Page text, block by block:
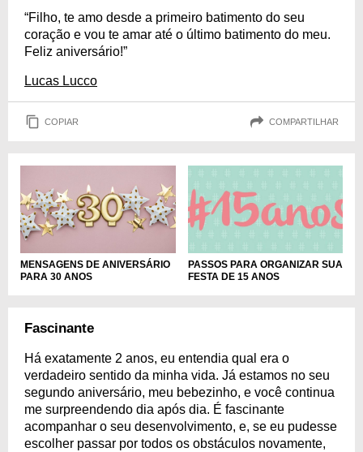
“Filho, te amo desde a primeiro batimento do seu
coração e vou te amar até o último batimento do meu.
Feliz aniversário!”
Lucas Lucco
COPIAR COMPARTILHAR
MENSAGENS DE ANIVERSÁRIO
PARA 30 ANOS
PASSOS PARA ORGANIZAR SUA
FESTA DE 15 ANOS
Fascinante
Há exatamente 2 anos, eu entendia qual era o
verdadeiro sentido da minha vida. Já estamos no seu
segundo aniversário, meu bebezinho, e você continua
me surpreendendo dia após dia. É fascinante
acompanhar o seu desenvolvimento, e, se eu pudesse
escolher passar por todos os obstáculos novamente,